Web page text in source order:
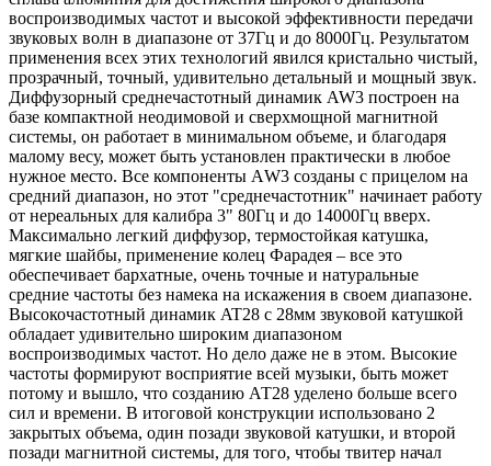
воспроизводимых частот и высокой эффективности передачи
звуковых волн в диапазоне от 37Гц и до 8000Гц. Результатом
применения всех этих технологий явился кристально чистый,
прозрачный, точный, удивительно детальный и мощный звук.
Диффузорный среднечастотный динамик AW3 построен на
базе компактной неодимовой и сверхмощной магнитной
системы, он работает в минимальном объеме, и благодаря
малому весу, может быть установлен практически в любое
нужное место. Все компоненты АW3 созданы с прицелом на
средний диапазон, но этот "среднечастотник" начинает работу
от нереальных для калибра 3" 80Гц и до 14000Гц вверх.
Максимально легкий диффузор, термостойкая катушка,
мягкие шайбы, применение колец Фарадея – все это
обеспечивает бархатные, очень точные и натуральные
средние частоты без намека на искажения в своем диапазоне.
Высокочастотный динамик AT28 с 28мм звуковой катушкой
обладает удивительно широким диапазоном
воспроизводимых частот. Но дело даже не в этом. Высокие
частоты формируют восприятие всей музыки, быть может
потому и вышло, что созданию АТ28 уделено больше всего
сил и времени. В итоговой конструкции использовано 2
закрытых объема, один позади звуковой катушки, и второй
позади магнитной системы, для того, чтобы твитер начал